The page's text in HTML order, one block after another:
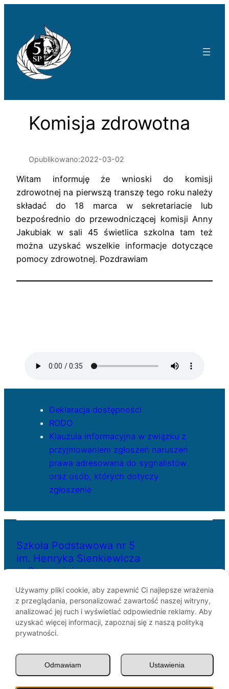
Komisja zdrowotna
Opublikowano:2022-03-02
Witam informuję że wnioski do komisji
zdrowotnej na pierwszą transzę tego roku należy
składać do 18 marca w sekretariacie lub
bezpośrednio do przewodniczącej komisji Anny
Jakubiak w sali 45 świetlica szkolna tam też
można uzyskać wszelkie informacje dotyczące
pomocy zdrowotnej. Pozdrawiam
Deklaracja dostępności
RODO
Klauzula informacyjna w związku z
przyjmowaniem zgłoszeń naruszeń
prawa adresowana do sygnalistów
oraz osób, których dotyczy
zgłoszenie
Szkoła Podstawowa nr 5
im. Henryka Sienkiewicza
w Szczecinie
ul. Bł. Królowej Jadwigi 29
70-262 Szczecin
telefon: 91-433-30-07
e-mail: sp5@miasto.szczecin.pl
Używamy pliki cookie, aby zapewnić Ci najlepsze wrażenia
z przeglądania, personalizować zawartość naszej witryny,
analizować jej ruch i wyświetlać odpowiednie reklamy. Aby
uzyskać więcej informacji, zapoznaj się z naszą polityką
prywatności.
Ustawienia
Odmawiam